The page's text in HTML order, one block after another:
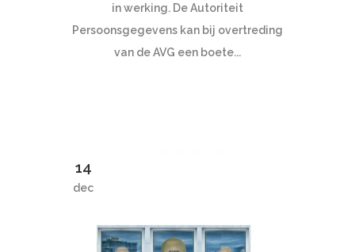
in werking. De Autoriteit
Persoonsgegevens kan bij overtreding
van de AVG een boete...
14
dec